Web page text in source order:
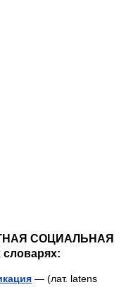
СОЦИАЛЬНАЯ
— (лат. latens